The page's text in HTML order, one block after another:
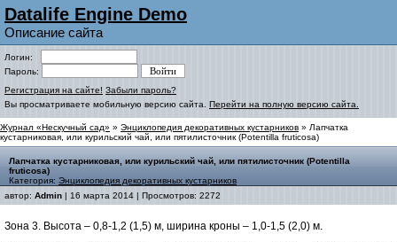
Datalife Engine Demo
Описание сайта
Логин:
Пароль:
Регистрация на сайте! Забыли пароль?
Вы просматриваете мобильную версию сайта. Перейти на полную версию сайта.
Журнал «Нескучный сад» » Энциклопедия декоративных кустарников » Лапчатка
кустарниковая, или курильский чай, или пятилисточник (Potentilla fruticosa)
Лапчатка кустарниковая, или курильский чай, или пятилисточник (Potentilla
fruticosa)
Категория: Энциклопедия декоративных кустарников
автор: Admin | 16 марта 2014 | Просмотров: 2272
Зона 3. Высота – 0,8-1,2 (1,5) м, ширина кроны – 1,0-1,5 (2,0) м.